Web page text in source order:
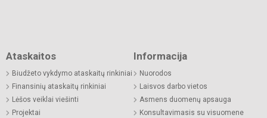
Ataskaitos
Biudžeto vykdymo ataskaitų rinkiniai
Finansinių ataskaitų rinkiniai
Lėšos veiklai viešinti
Projektai
Informacija
Nuorodos
Laisvos darbo vietos
Asmens duomenų apsauga
Konsultavimasis su visuomene